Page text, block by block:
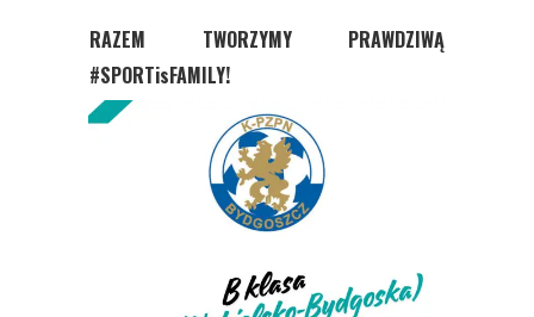
RAZEM TWORZYMY PRAWDZIWĄ
#SPORTisFAMILY!